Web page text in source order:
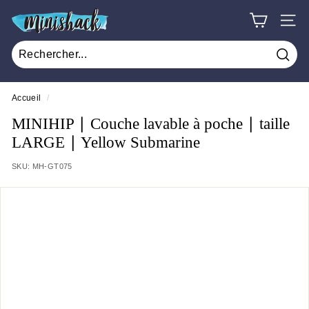
contenu
M
n
s
h
a
c
k
Accueil /
MINIHIP ∣ Couche lavable à poche ∣ taille
LARGE ∣ Yellow Submarine
SKU: MH-GT075